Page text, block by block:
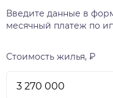
Введите данные в
месячный платеж по
Стоимость жилья, ₽